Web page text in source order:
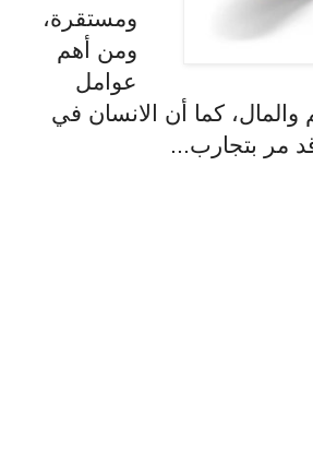
ومستقرة،
ومن أهم
عوامل
والمال، كما أن الانسان في
مر بتجارب...